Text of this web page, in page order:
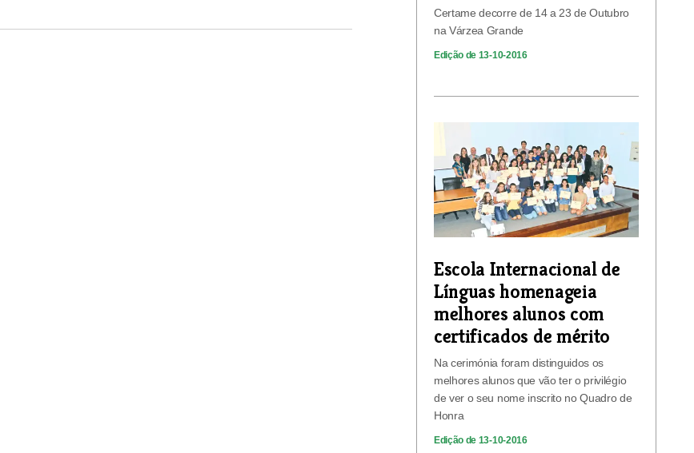
Certame decorre de 14 a 23 de Outubro
na Várzea Grande
Edição de 13-10-2016
Escola Internacional de
Línguas homenageia
melhores alunos com
certificados de mérito
Na cerimónia foram distinguidos os
melhores alunos que vão ter o privilégio
de ver o seu nome inscrito no Quadro de
Honra
Edição de 13-10-2016